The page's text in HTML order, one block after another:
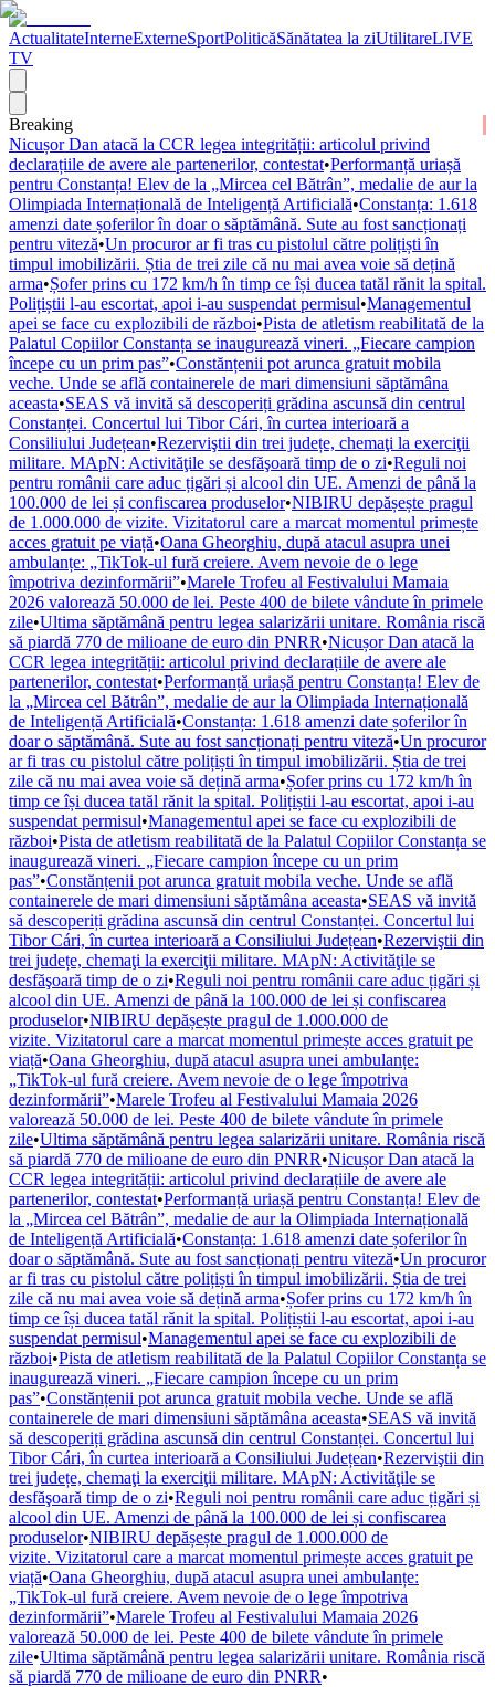
ActualitateInterneExterneSportPoliticăSănătatea la ziUtilitareLIVE
TV
Breaking
Nicușor Dan atacă la CCR legea integrității: articolul privind
declarațiile de avere ale partenerilor, contestat•Performanță uriașă
pentru Constanța! Elev de la „Mircea cel Bătrân”, medalie de aur la
Olimpiada Internațională de Inteligență Artificială•Constanța: 1.618
amenzi date șoferilor în doar o săptămână. Sute au fost sancționați
pentru viteză•Un procuror ar fi tras cu pistolul către polițiști în
timpul imobilizării. Știa de trei zile că nu mai avea voie să dețină
arma•Șofer prins cu 172 km/h în timp ce își ducea tatăl rănit la spital.
Polițiștii l-au escortat, apoi i-au suspendat permisul•Managementul
apei se face cu explozibili de război•Pista de atletism reabilitată de la
Palatul Copiilor Constanța se inaugurează vineri. „Fiecare campion
începe cu un prim pas”•Constănțenii pot arunca gratuit mobila
veche. Unde se află containerele de mari dimensiuni săptămâna
aceasta•SEAS vă invită să descoperiți grădina ascunsă din centrul
Constanței. Concertul lui Tibor Cári, în curtea interioară a
Consiliului Județean•Rezerviştii din trei județe, chemaţi la exerciţii
militare. MApN: Activităţile se desfăşoară timp de o zi•Reguli noi
pentru românii care aduc țigări și alcool din UE. Amenzi de până la
100.000 de lei și confiscarea produselor•NIBIRU depășește pragul
de 1.000.000 de vizite. Vizitatorul care a marcat momentul primește
acces gratuit pe viață•Oana Gheorghiu, după atacul asupra unei
ambulanțe: „TikTok-ul fură creiere. Avem nevoie de o lege
împotriva dezinformării”•Marele Trofeu al Festivalului Mamaia
2026 valorează 50.000 de lei. Peste 400 de bilete vândute în primele
zile•Ultima săptămână pentru legea salarizării unitare. România riscă
să piardă 770 de milioane de euro din PNRR•Nicușor Dan atacă la
CCR legea integrității: articolul privind declarațiile de avere ale
partenerilor, contestat•Performanță uriașă pentru Constanța! Elev de
la „Mircea cel Bătrân”, medalie de aur la Olimpiada Internațională
de Inteligență Artificială•Constanța: 1.618 amenzi date șoferilor în
doar o săptămână. Sute au fost sancționați pentru viteză•Un procuror
ar fi tras cu pistolul către polițiști în timpul imobilizării. Știa de trei
zile că nu mai avea voie să dețină arma•Șofer prins cu 172 km/h în
timp ce își ducea tatăl rănit la spital. Polițiștii l-au escortat, apoi i-au
suspendat permisul•Managementul apei se face cu explozibili de
război•Pista de atletism reabilitată de la Palatul Copiilor Constanța se
inaugurează vineri. „Fiecare campion începe cu un prim
pas”•Constănțenii pot arunca gratuit mobila veche. Unde se află
containerele de mari dimensiuni săptămâna aceasta•SEAS vă invită
să descoperiți grădina ascunsă din centrul Constanței. Concertul lui
Tibor Cári, în curtea interioară a Consiliului Județean•Rezerviştii din
trei județe, chemaţi la exerciţii militare. MApN: Activităţile se
desfăşoară timp de o zi•Reguli noi pentru românii care aduc țigări și
alcool din UE. Amenzi de până la 100.000 de lei și confiscarea
produselor•NIBIRU depășește pragul de 1.000.000 de
vizite. Vizitatorul care a marcat momentul primește acces gratuit pe
viață•Oana Gheorghiu, după atacul asupra unei ambulanțe:
„TikTok-ul fură creiere. Avem nevoie de o lege împotriva
dezinformării”•Marele Trofeu al Festivalului Mamaia 2026
valorează 50.000 de lei. Peste 400 de bilete vândute în primele
zile•Ultima săptămână pentru legea salarizării unitare. România riscă
să piardă 770 de milioane de euro din PNRR•Nicușor Dan atacă la
CCR legea integrității: articolul privind declarațiile de avere ale
partenerilor, contestat•Performanță uriașă pentru Constanța! Elev de
la „Mircea cel Bătrân”, medalie de aur la Olimpiada Internațională
de Inteligență Artificială•Constanța: 1.618 amenzi date șoferilor în
doar o săptămână. Sute au fost sancționați pentru viteză•Un procuror
ar fi tras cu pistolul către polițiști în timpul imobilizării. Știa de trei
zile că nu mai avea voie să dețină arma•Șofer prins cu 172 km/h în
timp ce își ducea tatăl rănit la spital. Polițiștii l-au escortat, apoi i-au
suspendat permisul•Managementul apei se face cu explozibili de
război•Pista de atletism reabilitată de la Palatul Copiilor Constanța se
inaugurează vineri. „Fiecare campion începe cu un prim
pas”•Constănțenii pot arunca gratuit mobila veche. Unde se află
containerele de mari dimensiuni săptămâna aceasta•SEAS vă invită
să descoperiți grădina ascunsă din centrul Constanței. Concertul lui
Tibor Cári, în curtea interioară a Consiliului Județean•Rezerviştii din
trei județe, chemaţi la exerciţii militare. MApN: Activităţile se
desfăşoară timp de o zi•Reguli noi pentru românii care aduc țigări și
alcool din UE. Amenzi de până la 100.000 de lei și confiscarea
produselor•NIBIRU depășește pragul de 1.000.000 de
vizite. Vizitatorul care a marcat momentul primește acces gratuit pe
viață•Oana Gheorghiu, după atacul asupra unei ambulanțe:
„TikTok-ul fură creiere. Avem nevoie de o lege împotriva
dezinformării”•Marele Trofeu al Festivalului Mamaia 2026
valorează 50.000 de lei. Peste 400 de bilete vândute în primele
zile•Ultima săptămână pentru legea salarizării unitare. România riscă
să piardă 770 de milioane de euro din PNRR•